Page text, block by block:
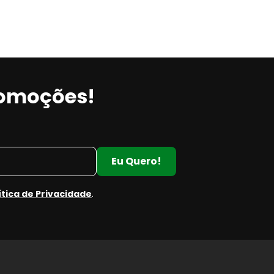
Eu Quero!
de Privacidade.